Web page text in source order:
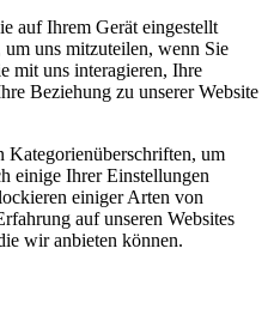
auf Ihrem Gerät eingestellt
uns mitzuteilen, wenn Sie
mit uns interagieren, Ihre
Beziehung zu unserer Website
Kategorienüberschriften, um
einige Ihrer Einstellungen
einiger Arten von
auf unseren Websites
wir anbieten können.